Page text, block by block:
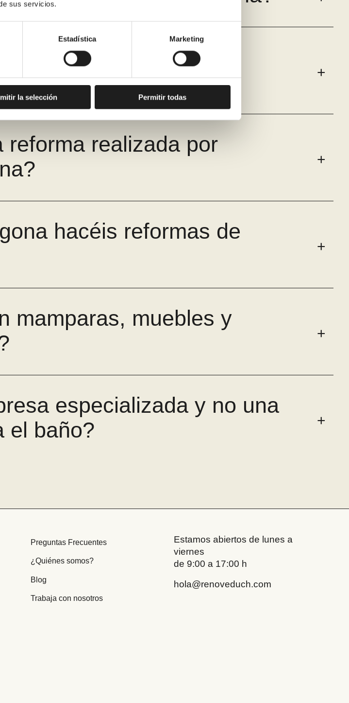
sus servicios.
Estadística Marketing
la selección Permitir todas
y os encargáis del
realizada por
hacéis reformas de
mamparas, muebles y
especializada y no una
el baño?
Preguntas Frecuentes
¿Quiénes somos?
Blog
Trabaja con nosotros
Estamos abiertos de lunes a
viernes
de 9:00 a 17:00 h
hola@renoveduch.com